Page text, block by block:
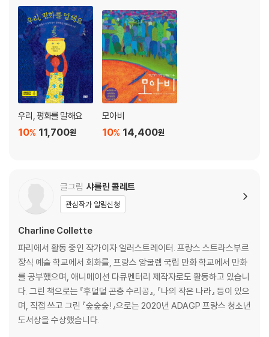
우리, 평화를 말해요
11,700원
10%
모아비
14,400원
10%
글그림 샤를린 콜레트
관심작가 알림신청
Charline Collette
파리에서 활동 중인 작가이자 일러스트레이터. 프랑스 스트라스부르
장식 예술 학교에서 회화를, 프랑스 앙굴렘 국립 만화 학교에서 만화
를 공부했으며, 애니메이션 다큐멘터리 제작자로도 활동하고 있습니
다. 그린 책으로는 『후덜덜 곤충 수리공』, 『나의 작은 나라』 등이 있으
며, 직접 쓰고 그린 『숲숲숲!』으로는 2020년 ADAGP 프랑스 청소년
도서상을 수상했습니다.